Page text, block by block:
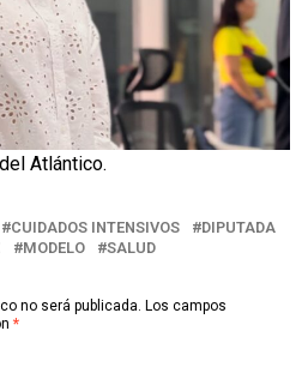
Atlántico.
CUIDADOS INTENSIVOS
DIPUTADA
MODELO SALUD
no será publicada. Los campos
*